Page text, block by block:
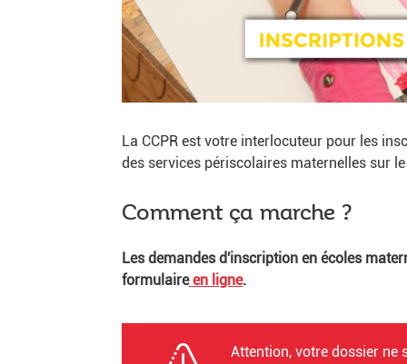
La CCPR est votre interlocuteur pour les
des services périscolaires maternelles sur
Comment ça marche ?
Les demandes d'inscription en écoles
formulaireen ligne.
Attention, votre dossier ne